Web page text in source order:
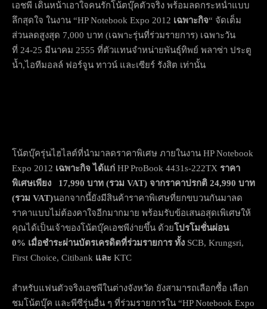
เอชพี เดินหน้าเอาใจคนรักโน้ตบุ๊คตัวจริง พร้อมลดกระหน่ำแบบ
ลึกสุดใจ ในงาน “HP Notebook Expo 2012 เฉพาะกิจ“ จัดเต็ม
ส่วนลดสูงสุด 7,000 บาท (เฉพาะรุ่นที่ร่วมรายการ) เฉพาะวัน
ที่ 24-25 มีนาคม 2555 ที่ตัวแทนจำหน่ายพันธุ์ทิพย์ พลาซ่า ประตู
น้ำ,ไอทีมอลล์ ฟอร์จูน ทาวน์ และเซียร์ รังสิต เท่านั้น
โน้ตบุ๊ครุ่นไฮไลต์ที่นำมาลดราคาพิเศษ ภายในงาน HP Notebook
Expo 2012 เฉพาะกิจ ได้แก่ HP ProBook 4431s-222TX ราคา
พิเศษเพียง 17,990 บาท (รวม VAT) จากราคาปรกติ 24,990 บาท
(รวม VAT)นอกจากนี้ยังมีสินค้าราคาพิเศษที่ยกขบวนกันมาลด
ราคาแบบไม่ต้องคาใจอีกมากมาย พร้อมรับข้อเสนอสุดเพิเศษให้
คุณได้เป็นเจ้าของโน้ตบุ๊คเอชพีง่ายขึ้น ด้วยโปรโมชั่นผ่อน
0% เมื่อชำระผ่านบัตรเครดิตที่ร่วมรายการ ทั้ง SCB, Krungsri,
First Choice, Citibank และ KTC
สำหรับแฟนตัวจริงเอชพีในต่างจังหวัด ยังสามารถเลือกซื้อ เลือก
ชมโน้ตบุ๊ค และพีซีรุ่นอื่น ๆ ที่ร่วมรายการใน “HP Notebook Expo